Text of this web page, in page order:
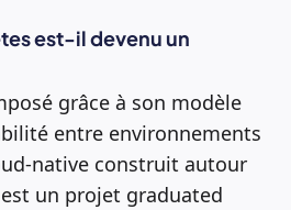
est-il devenu un
grâce à son modèle
entre environnements
native construit autour
un projet graduated